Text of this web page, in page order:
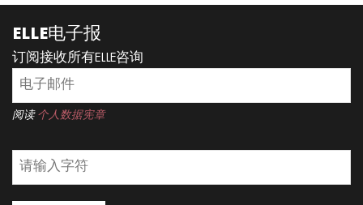
ELLE电子报
订阅接收所有ELLE咨询
阅读 个人数据宪章